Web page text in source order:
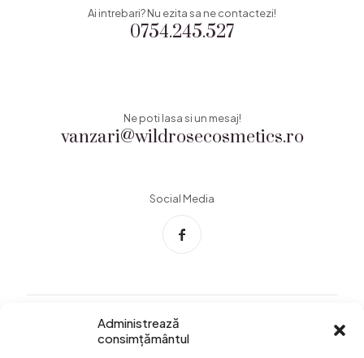
Administrează
consimțământul
0754.245.527
Ai intrebari? Nu ezita sa ne contactezi!
vanzari@wildrosecosmetics.ro
Ne poti lasa si un mesaj!
Social Media